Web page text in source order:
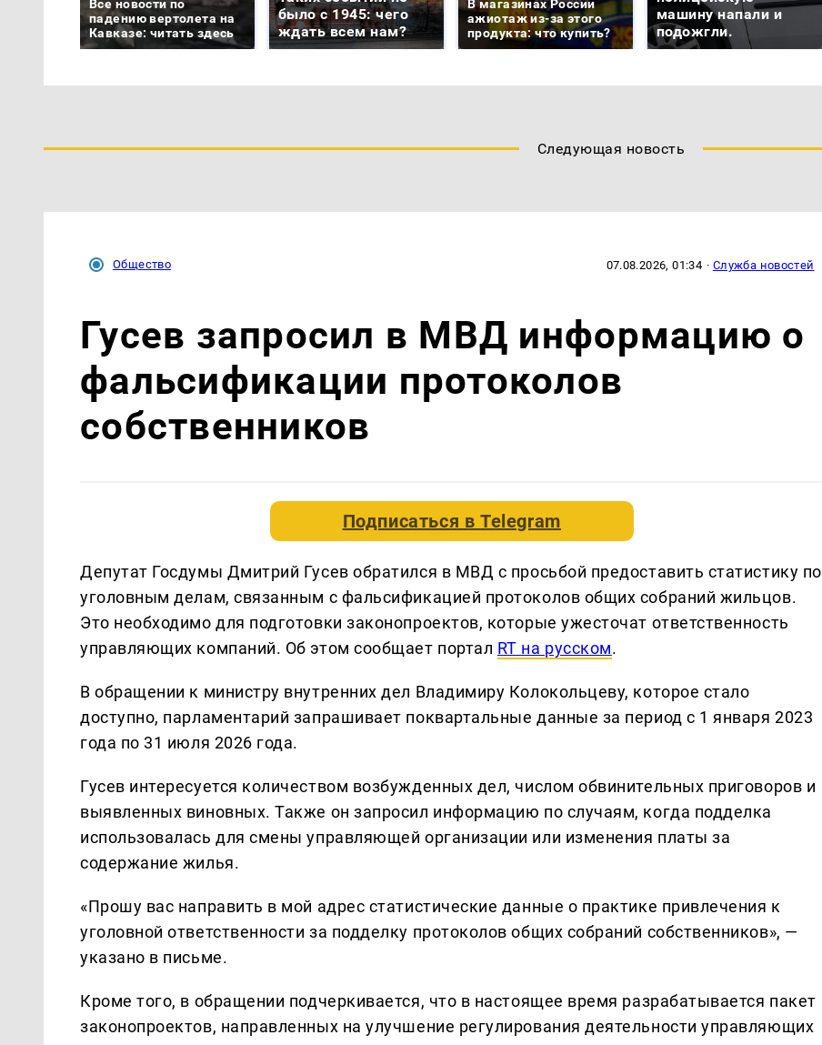
Все новости по
падению вертолета на
Кавказе: читать здесь
было с 1945: чего
ждать всем нам?
В магазинах России
ажиотаж из-за этого
продукта: что купить?
машину напали и
подожгли.
Следующая новость
Общество 07.08.2026, 01:34 · Служба новостей
Гусев запросил в МВД информацию о
фальсификации протоколов
собственников
Подписаться вTelegram
Депутат Госдумы Дмитрий Гусев обратился в МВД с просьбой предоставить статистику по
уголовным делам, связанным с фальсификацией протоколов общих собраний жильцов.
Это необходимо для подготовки законопроектов, которые ужесточат ответственность
управляющих компаний. Об этом сообщает портал RT на русском.
В обращении к министру внутренних дел Владимиру Колокольцеву, которое стало
доступно, парламентарий запрашивает поквартальные данные за период с 1 января 2023
года по 31 июля 2026 года.
Гусев интересуется количеством возбужденных дел, числом обвинительных приговоров и
выявленных виновных. Также он запросил информацию по случаям, когда подделка
использовалась для смены управляющей организации или изменения платы за
содержание жилья.
«Прошу вас направить в мой адрес статистические данные о практике привлечения к
уголовной ответственности за подделку протоколов общих собраний собственников», —
указано в письме.
Кроме того, в обращении подчеркивается, что в настоящее время разрабатывается пакет
законопроектов, направленных на улучшение регулирования деятельности управляющих